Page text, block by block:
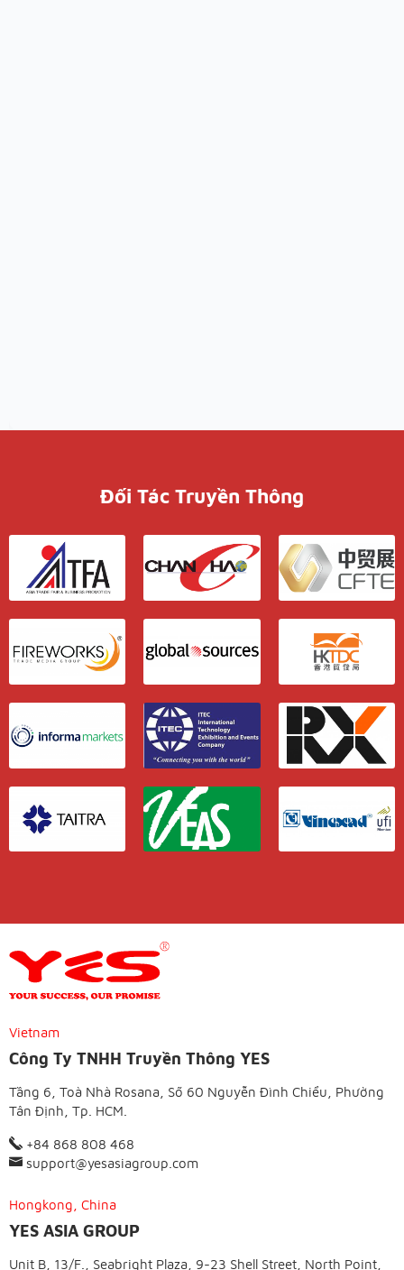
Đối Tác Truyền Thông
Vietnam
Công Ty TNHH Truyền Thông YES
Tầng 6, Toà Nhà Rosana, Số 60 Nguyễn Đình Chiểu, Phường
Tân Định, Tp. HCM.
+84 868 808 468
support@yesasiagroup.com
Hongkong, China
YES ASIA GROUP
Unit B, 13/F., Seabright Plaza, 9-23 Shell Street, North Point,